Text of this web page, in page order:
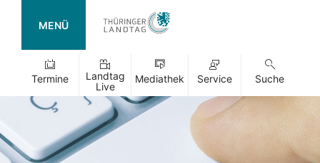
MENÜ
Termine
Landtag
Live
Mediathek Service Suche